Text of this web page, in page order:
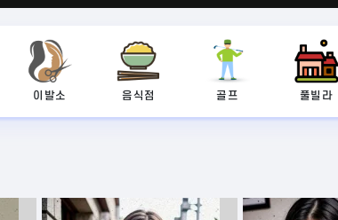
이발소 음식점 골프 풀빌라